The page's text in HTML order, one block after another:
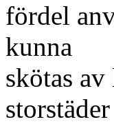
fördel
kunna
skötas
storstäder